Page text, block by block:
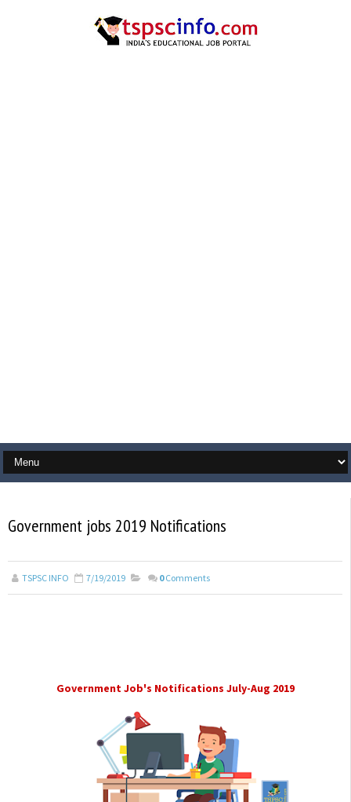
Government jobs 2019 Notifications
TSPSC INFO 7/19/2019 0 Comments
Government Job's Notifications July-Aug 2019